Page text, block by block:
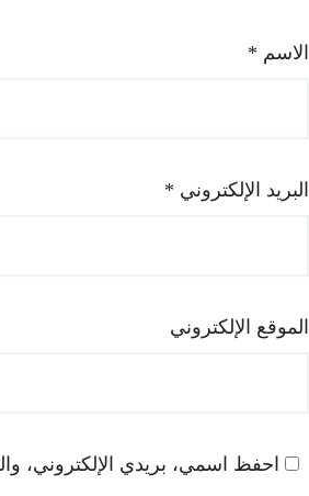
الاسم *
البريد الإلكتروني *
الموقع الإلكتروني
احفظ اسمي، بريدي الإلكتروني،